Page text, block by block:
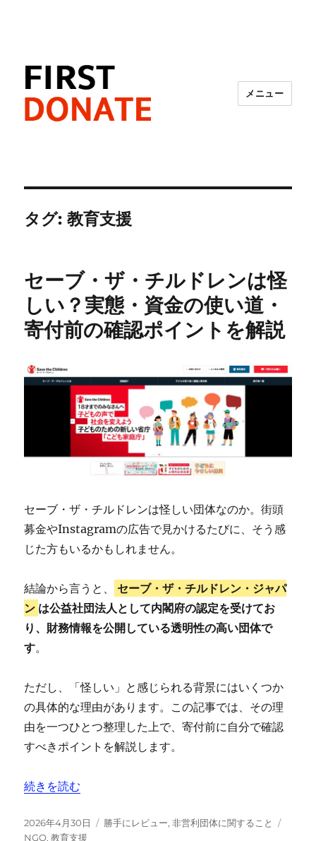
メニュー
タグ:教育支援
セーブ・ザ・チルドレンは怪
しい？実態・資金の使い道・
寄付前の確認ポイントを解説
セーブ・ザ・チルドレンは怪しい団体なのか。街頭
募金やInstagramの広告で見かけるたびに、そう感
じた方もいるかもしれません。
結論から言うと、
セーブ・ザ・チルドレン・ジャパ
ン は公益社団法人として内閣府の認定を受けてお
り、財務情報を公開している透明性の高い団体で
す。
ただし、「怪しい」と感じられる背景にはいくつか
の具体的な理由があります。この記事では、その理
由を一つひとつ整理した上で、寄付前に自分で確認
すべきポイントを解説します。
“セーブ・ザ・チルドレンは怪しい？実態・資金の使い
続きを読む
投
稿
2026年4月30日
カ
勝手にレビュー,非営利団体に関すること
NGO,教育支援